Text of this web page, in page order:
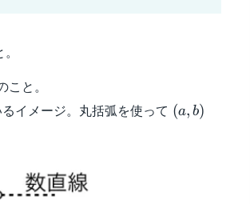
と。
イメージ。丸括弧を使って (a,b)
(a, b)